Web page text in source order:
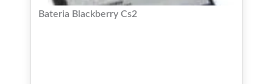
Bateria Blackberry Cs2